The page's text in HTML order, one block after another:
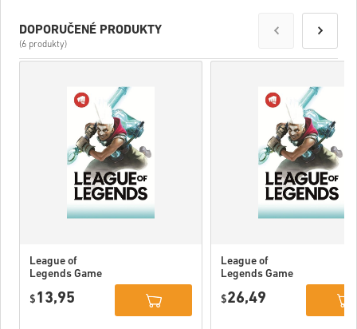
DOPORUČENÉ PRODUKTY
(6 produkty)
League of
Legends Game
$ 13,95
League of
Legends Game
$26,49